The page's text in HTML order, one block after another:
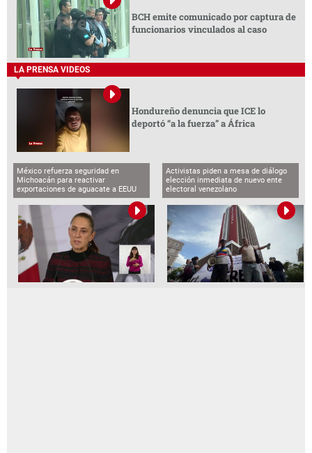
BCH emite comunicado por captura de
funcionarios vinculados al caso
LA PRENSA VIDEOS
Hondureño denuncia que ICE lo
deportó “a la fuerza” a África
México refuerza seguridad en
Michoacán para reactivar
exportaciones de aguacate a EEUU
Activistas piden a mesa de diálogo
elección inmediata de nuevo ente
electoral venezolano